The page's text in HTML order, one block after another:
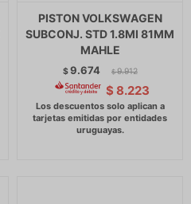
PISTON VOLKSWAGEN
SUBCONJ. STD 1.8MI 81MM
MAHLE
$9.674 $ 9.912
$ 8.223